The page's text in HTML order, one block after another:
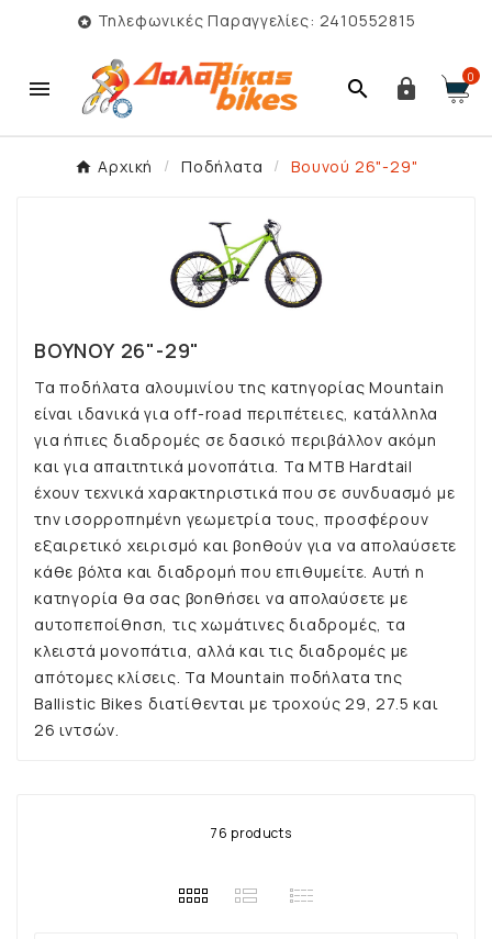
 Τηλεφωνικές Παραγγελίες: 2410552815
   0
Αρχική Ποδήλατα Βουνού 26"-29"
ΒΟΥΝΟΎ 26"-29"
Τα ποδήλατα αλουμινίου της κατηγορίας Mountain
είναι ιδανικά για off-road περιπέτειες, κατάλληλα
για ήπιες διαδρομές σε δασικό περιβάλλον ακόμη
και για απαιτητικά μονοπάτια. Τα ΜΤΒ Hardtail
έχουν τεχνικά χαρακτηριστικά που σε συνδυασμό με
την ισορροπημένη γεωμετρία τους, προσφέρουν
εξαιρετικό χειρισμό και βοηθούν για να απολαύσετε
κάθε βόλτα και διαδρομή που επιθυμείτε. Αυτή η
κατηγορία θα σας βοηθήσει να απολαύσετε με
αυτοπεποίθηση, τις χωμάτινες διαδρομές, τα
κλειστά μονοπάτια, αλλά και τις διαδρομές με
απότομες κλίσεις. Τα Mountain ποδήλατα της
Ballistic Bikes διατίθενται με τροχούς 29, 27.5 και
26 ιντσών.
76 products